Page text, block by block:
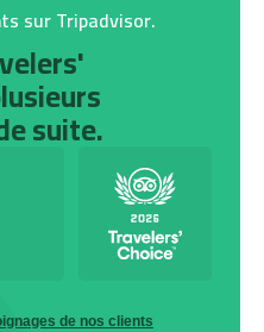
sur Tripadvisor.
suite.
de nos clients